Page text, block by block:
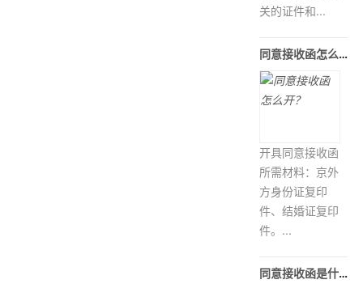
关的证件和...
同意接收函怎么开？
开具同意接收函
所需材料：京外
方身份证复印
件、结婚证复印
件。...
同意接收函是什么，有什么作用？